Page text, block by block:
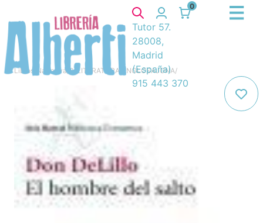
0
Tutor 57.
28008,
Madrid
(España)
915 443 370
Libros Narrativa/ 8. LITERATURA ANGLOSAJONA/